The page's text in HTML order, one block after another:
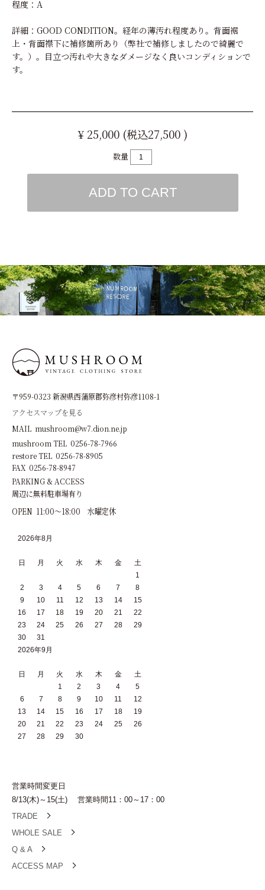
程度：A
詳細：GOOD CONDITION。経年の薄汚れ程度あり。背面裾
上・背面襟下に補修箇所あり（弊社で補修しましたので綺麗で
す。）。目立つ汚れや大きなダメージなく良いコンディションで
す。
¥ 25,000 (税込27,500 )
数量
ADD TO CART
〒959-0323 新潟県西蒲原郡弥彦村弥彦1108-1
アクセスマップを見る
MAIL mushroom@w7.dion.ne.jp
mushroom TEL 0256-78-7966
restore TEL 0256-78-8905
FAX 0256-78-8947
PARKING & ACCESS
周辺に無料駐車場有り
OPEN 11:00～18:00 水曜定休
2026年8月
日 月 火 水 木 金
土
1
2
3 4 5 6 7
8
9
10 11 12 13 14
15
16
17 18 19 20 21
22
23
24 25 26 27 28
29
30
31
2026年9月
日 月 火 水 木 金
土
1
2 3 4
5
6
7 8 9 10 11
12
13
14 15 16 17 18
19
20
21 22 23 24 25
26
27
28 29 30
TRADE
WHOLE SALE
Q & A
ACCESS MAP
営業時間変更日
8/13(木)～15(土) 営業時間11：00～17：00